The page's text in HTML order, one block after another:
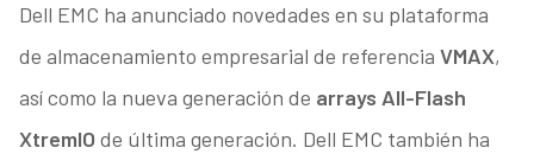
Dell EMC ha anunciado novedades en su plataforma
de almacenamiento empresarial de referencia VMAX,
así como la nueva generación de arrays All-Flash
XtremIO de última generación. Dell EMC también ha